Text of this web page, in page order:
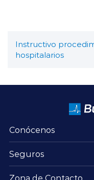
Instructivo
hospitalarios
Conócenos
Seguros
Zona de Contacto